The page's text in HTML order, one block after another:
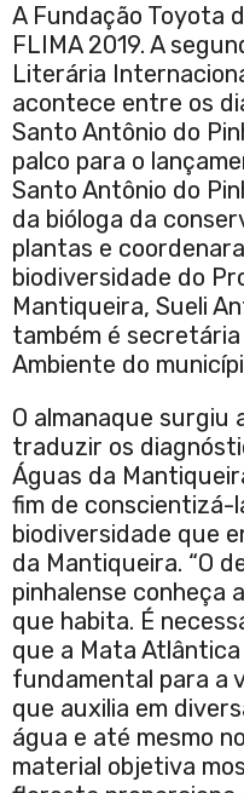
A Fundação Toyota
FLIMA 2019. A
Literária
acontece entre os
Santo Antônio do
palco para o
Santo Antônio do
da bióloga da
plantas e
biodiversidade do
Mantiqueira, Sueli
também é
Ambiente do
O almanaque surgiu
traduzir os
Águas da
fim de conscientizá-
biodiversidade que
da Mantiqueira. “O
pinhalense conheça
que habita. É
que a Mata
fundamental para a
que auxilia em
água e até mesmo
material objetiva